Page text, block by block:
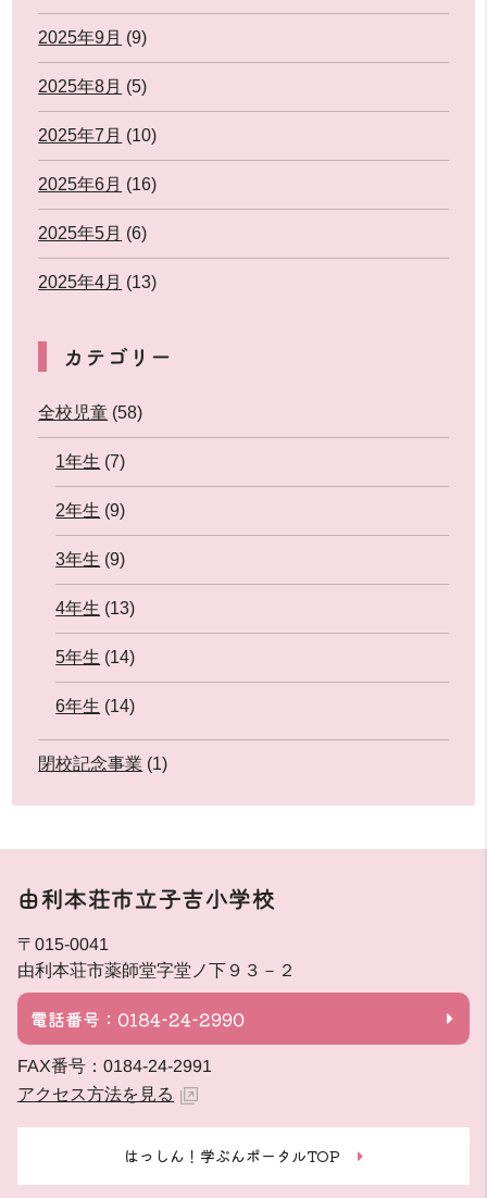
2025年9月 (9)
2025年8月 (5)
2025年7月 (10)
2025年6月 (16)
2025年5月 (6)
2025年4月 (13)
カテゴリー
全校児童 (58)
1年生 (7)
2年生 (9)
3年生 (9)
4年生 (13)
5年生 (14)
6年生 (14)
閉校記念事業 (1)
由利本荘市立子吉小学校
〒015-0041
由利本荘市薬師堂字堂ノ下９３－２
電話番号：0184-24-2990
FAX番号：0184-24-2991
アクセス方法を見る
はっしん！学ぶんポータルTOP